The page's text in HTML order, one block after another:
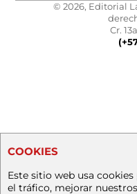
© 2026, Editorial
Cr.
COOKIES
Este sitio web usa
el tráfico, mejorar